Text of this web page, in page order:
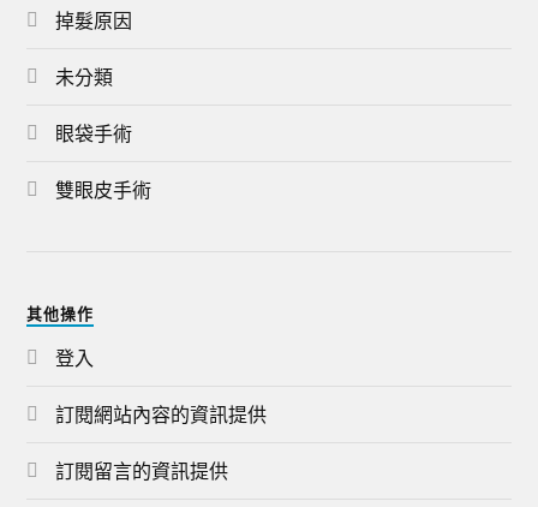
掉髮原因
未分類
眼袋手術
雙眼皮手術
其他操作
登入
訂閱網站內容的資訊提供
訂閱留言的資訊提供